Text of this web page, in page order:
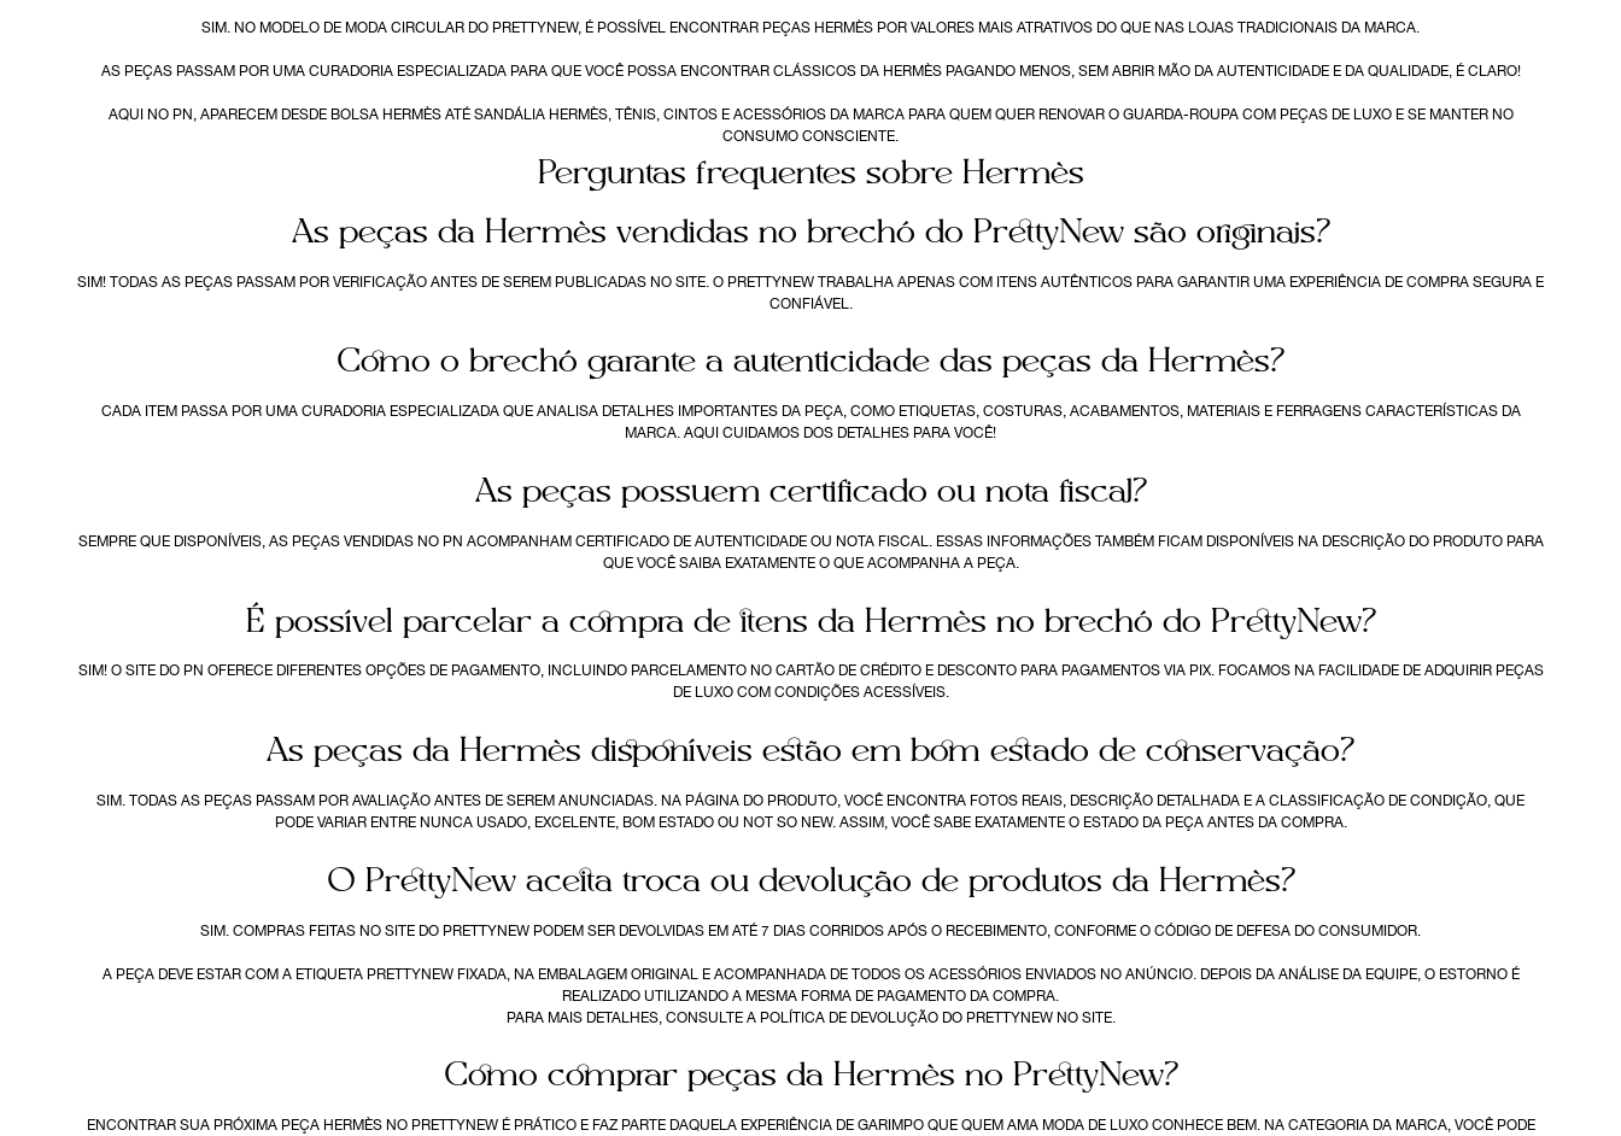
SIM. NO MODELO DE MODA CIRCULAR DO PRETTYNEW, É POSSÍVEL ENCONTRAR PEÇAS HERMÈS POR VALORES MAIS ATRATIVOS DO QUE NAS LOJAS TRADICIONAIS DA MARCA.
AS PEÇAS PASSAM POR UMA CURADORIA ESPECIALIZADA PARA QUE VOCÊ POSSA ENCONTRAR CLÁSSICOS DA HERMÈS PAGANDO MENOS, SEM ABRIR MÃO DA AUTENTICIDADE E DA QUALIDADE, É CLARO!
AQUI NO PN, APARECEM DESDE BOLSA HERMÈS ATÉ SANDÁLIA HERMÈS, TÊNIS, CINTOS E ACESSÓRIOS DA MARCA PARA QUEM QUER RENOVAR O GUARDA-ROUPA COM PEÇAS DE LUXO E SE MANTER NO
CONSUMO CONSCIENTE.
Perguntas frequentes sobre Hermès
As peças da Hermès vendidas no brechó do PrettyNew são originais?
SIM! TODAS AS PEÇAS PASSAM POR VERIFICAÇÃO ANTES DE SEREM PUBLICADAS NO SITE. O PRETTYNEW TRABALHA APENAS COM ITENS AUTÊNTICOS PARA GARANTIR UMA EXPERIÊNCIA DE COMPRA SEGURA E
CONFIÁVEL.
Como o brechó garante a autenticidade das peças da Hermès?
CADA ITEM PASSA POR UMA CURADORIA ESPECIALIZADA QUE ANALISA DETALHES IMPORTANTES DA PEÇA, COMO ETIQUETAS, COSTURAS, ACABAMENTOS, MATERIAIS E FERRAGENS CARACTERÍSTICAS DA
MARCA. AQUI CUIDAMOS DOS DETALHES PARA VOCÊ!
As peças possuem certificado ou nota fiscal?
SEMPRE QUE DISPONÍVEIS, AS PEÇAS VENDIDAS NO PN ACOMPANHAM CERTIFICADO DE AUTENTICIDADE OU NOTA FISCAL. ESSAS INFORMAÇÕES TAMBÉM FICAM DISPONÍVEIS NA DESCRIÇÃO DO PRODUTO PARA
QUE VOCÊ SAIBA EXATAMENTE O QUE ACOMPANHA A PEÇA.
É possível parcelar a compra de itens da Hermès no brechó do PrettyNew?
SIM! O SITE DO PN OFERECE DIFERENTES OPÇÕES DE PAGAMENTO, INCLUINDO PARCELAMENTO NO CARTÃO DE CRÉDITO E DESCONTO PARA PAGAMENTOS VIA PIX. FOCAMOS NA FACILIDADE DE ADQUIRIR PEÇAS
DE LUXO COM CONDIÇÕES ACESSÍVEIS.
As peças da Hermès disponíveis estão em bom estado de conservação?
SIM. TODAS AS PEÇAS PASSAM POR AVALIAÇÃO ANTES DE SEREM ANUNCIADAS. NA PÁGINA DO PRODUTO, VOCÊ ENCONTRA FOTOS REAIS, DESCRIÇÃO DETALHADA E A CLASSIFICAÇÃO DE CONDIÇÃO, QUE
PODE VARIAR ENTRE NUNCA USADO, EXCELENTE, BOM ESTADO OU NOT SO NEW. ASSIM, VOCÊ SABE EXATAMENTE O ESTADO DA PEÇA ANTES DA COMPRA.
O PrettyNew aceita troca ou devolução de produtos da Hermès?
SIM. COMPRAS FEITAS NO SITE DO PRETTYNEW PODEM SER DEVOLVIDAS EM ATÉ 7 DIAS CORRIDOS APÓS O RECEBIMENTO, CONFORME O CÓDIGO DE DEFESA DO CONSUMIDOR.
A PEÇA DEVE ESTAR COM A ETIQUETA PRETTYNEW FIXADA, NA EMBALAGEM ORIGINAL E ACOMPANHADA DE TODOS OS ACESSÓRIOS ENVIADOS NO ANÚNCIO. DEPOIS DA ANÁLISE DA EQUIPE, O ESTORNO É
REALIZADO UTILIZANDO A MESMA FORMA DE PAGAMENTO DA COMPRA.
PARA MAIS DETALHES, CONSULTE A POLÍTICA DE DEVOLUÇÃO DO PRETTYNEW NO SITE.
Como comprar peças da Hermès no PrettyNew?
ENCONTRAR SUA PRÓXIMA PEÇA HERMÈS NO PRETTYNEW É PRÁTICO E FAZ PARTE DAQUELA EXPERIÊNCIA DE GARIMPO QUE QUEM AMA MODA DE LUXO CONHECE BEM. NA CATEGORIA DA MARCA, VOCÊ PODE